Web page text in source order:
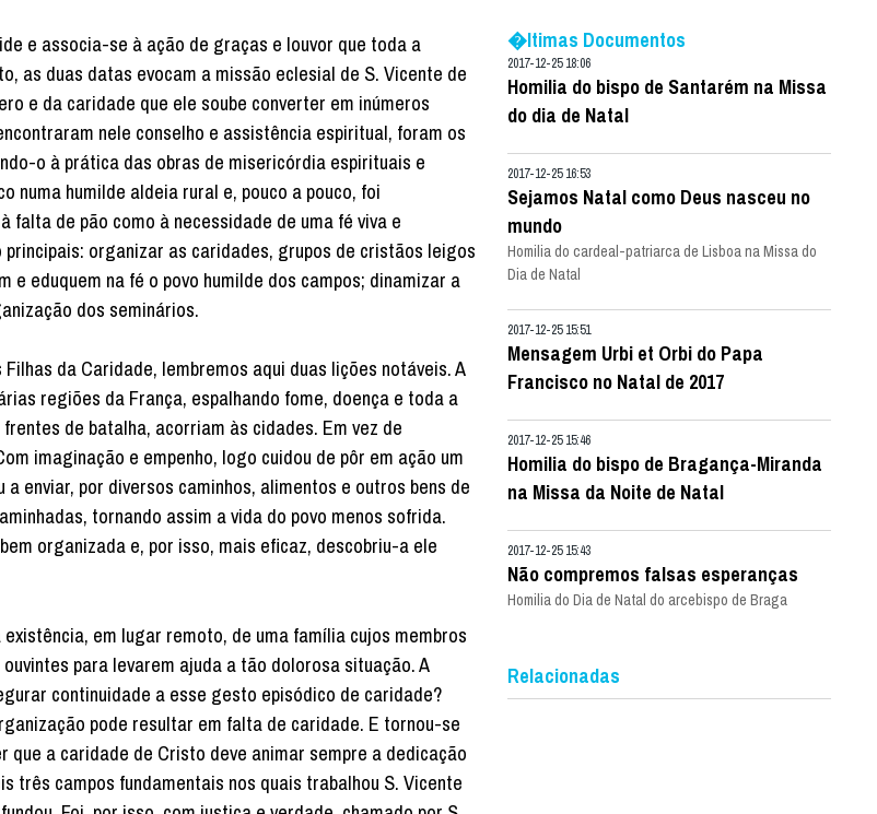
e associa-se à ação de graças e louvor que toda a
as duas datas evocam a missão eclesial de S. Vicente de
e da caridade que ele soube converter em inúmeros
nele conselho e assistência espiritual, foram os
o à prática das obras de misericórdia espirituais e
numa humilde aldeia rural e, pouco a pouco, foi
de pão como à necessidade de uma fé viva e
organizar as caridades, grupos de cristãos leigos
eduquem na fé o povo humilde dos campos; dinamizar a
dos seminários.
da Caridade, lembremos aqui duas lições notáveis. A
regiões da França, espalhando fome, doença e toda a
de batalha, acorriam às cidades. Em vez de
imaginação e empenho, logo cuidou de pôr em ação um
enviar, por diversos caminhos, alimentos e outros bens de
tornando assim a vida do povo menos sofrida.
organizada e, por isso, mais eficaz, descobriu-a ele
em lugar remoto, de uma família cujos membros
para levarem ajuda a tão dolorosa situação. A
continuidade a esse gesto episódico de caridade?
pode resultar em falta de caridade. E tornou-se
a caridade de Cristo deve animar sempre a dedicação
três campos fundamentais nos quais trabalhou S. Vicente
�ltimas Documentos
2017-12-25 18:06
Homilia do bispo de Santarém na Missa
do dia de Natal
2017-12-25 16:53
Sejamos Natal como Deus nasceu no
mundo
Homilia do cardeal-patriarca de Lisboa na Missa do
Dia de Natal
2017-12-25 15:51
Mensagem Urbi et Orbi do Papa
Francisco no Natal de 2017
2017-12-25 15:46
Homilia do bispo de Bragança-Miranda
na Missa da Noite de Natal
2017-12-25 15:43
Não compremos falsas esperanças
Homilia do Dia de Natal do arcebispo de Braga
Relacionadas